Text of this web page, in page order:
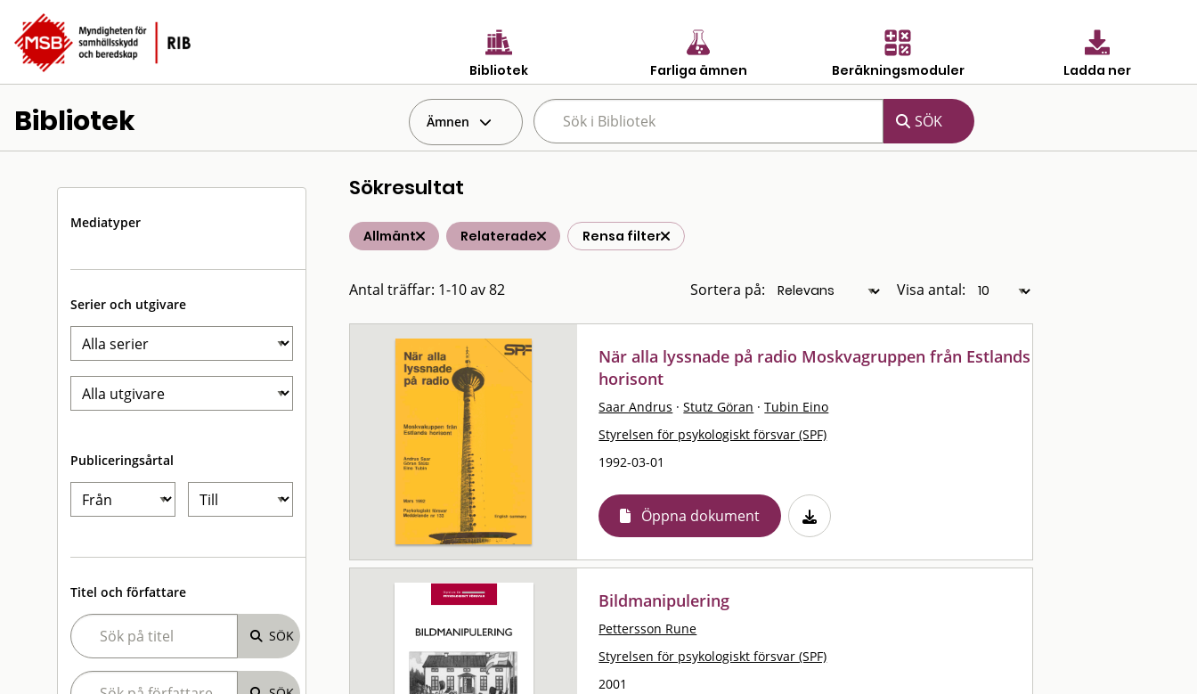
Bibliotek Farliga ämnen Beräkningsmoduler Ladda ner
Bibliotek Ämnen
Mediatyper
Serier och utgivare
Publiceringsårtal
Titel och författare
Sökresultat
Allmänt Relaterade Rensa filter
Antal träffar: 1-10 av 82 Sortera på: Visa antal:
När alla lyssnade på radio Moskvagruppen från Estlands
horisont
Saar Andrus · Stutz Göran · Tubin Eino
Styrelsen för psykologiskt försvar (SPF)
1992-03-01
Öppna dokument
Bildmanipulering
Pettersson Rune
Styrelsen för psykologiskt försvar (SPF)
2001